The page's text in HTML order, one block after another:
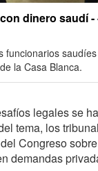
dinero saudí -
funcionarios
la Casa Blanca.
legales se
tema, los
Congreso
demandas